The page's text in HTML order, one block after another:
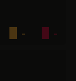
- -